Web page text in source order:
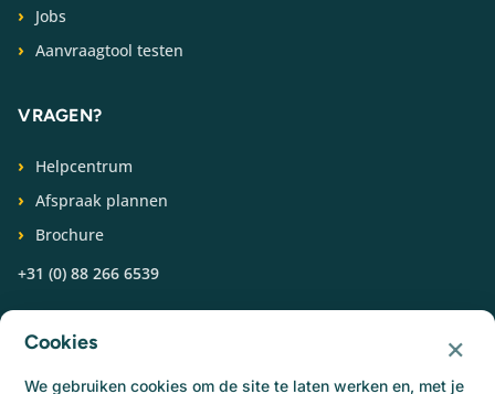
Jobs
Aanvraagtool testen
VRAGEN?
Helpcentrum
Afspraak plannen
Brochure
+31 (0) 88 266 6539
Cookies ×
We gebruiken cookies om de site te laten werken en, met je